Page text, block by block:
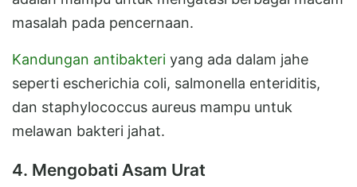
masalah pada pencernaan.
Kandungan antibakteri yang ada dalam jahe
seperti escherichia coli, salmonella enteriditis,
dan staphylococcus aureus mampu untuk
melawan bakteri jahat.
4. Mengobati Asam Urat